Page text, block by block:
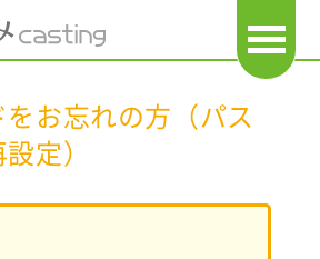
お忘れの方（パス
定）